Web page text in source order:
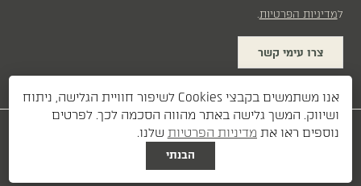
למדיניות הפרטיות.
צרו עימי קשר
עיצוב: ETI BERKOVITCH| פיתוח:DAVID GERSHON
אנו משתמשים בקבצי Cookies לשיפור חוויית הגלישה, ניתוח
ושיווק. המשך גלישה באתר מהווה הסכמה לכך. לפרטים
נוספים ראו את מדיניות הפרטיות שלנו.
הבנתי